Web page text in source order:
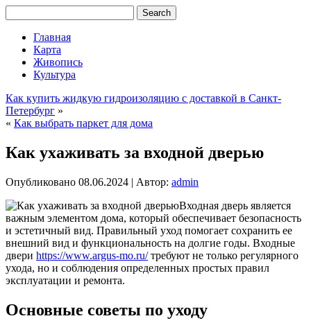
Главная
Карта
Живопись
Культура
Как купить жидкую гидроизоляцию с доставкой в Санкт-
Петербург »
« Как выбрать паркет для дома
Как ухаживать за входной дверью
Опубликовано 08.06.2024 | Автор: admin
Входная дверь является
важным элементом дома, который обеспечивает безопасность
и эстетичный вид. Правильный уход помогает сохранить ее
внешний вид и функциональность на долгие годы. Входные
двери https://www.argus-mo.ru/требуют не только регулярного
ухода, но и соблюдения определенных простых правил
эксплуатации и ремонта.
Основные советы по уходу